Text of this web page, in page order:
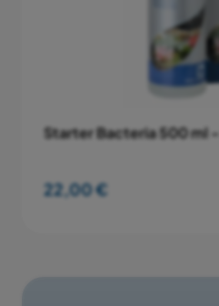
Starter Bacteria 500 ml
22,00 €